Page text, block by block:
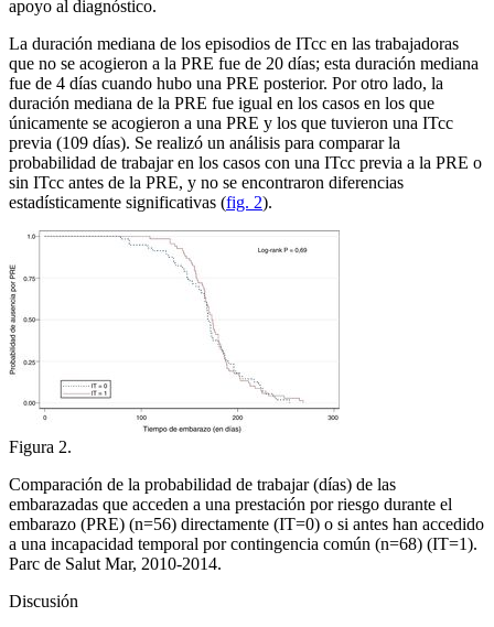
apoyo al diagnóstico.
La duración mediana de los episodios de ITcc en las trabajadoras
que no se acogieron a la PRE fue de 20 días; esta duración mediana
fue de 4 días cuando hubo una PRE posterior. Por otro lado, la
duración mediana de la PRE fue igual en los casos en los que
únicamente se acogieron a una PRE y los que tuvieron una ITcc
previa (109 días). Se realizó un análisis para comparar la
probabilidad de trabajar en los casos con una ITcc previa a la PRE o
sin ITcc antes de la PRE, y no se encontraron diferencias
estadísticamente significativas (fig. 2).
Figura 2.
Comparación de la probabilidad de trabajar (días) de las
embarazadas que acceden a una prestación por riesgo durante el
embarazo (PRE) (n=56) directamente (IT=0) o si antes han accedido
a una incapacidad temporal por contingencia común (n=68) (IT=1).
Parc de Salut Mar, 2010-2014.
Discusión